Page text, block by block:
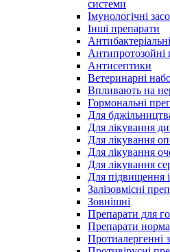
системи
Імунологічні
Інші препарати
Антипротозойні
Антисептики
Ветеринарні
Впливають на
Гормональні
Для
Для лікування
Для лікування
Для лікування
Для лікування
Для підвищення
Залізовмісні
Зовнішні
Препарати для
Препарати
Протиалергенні